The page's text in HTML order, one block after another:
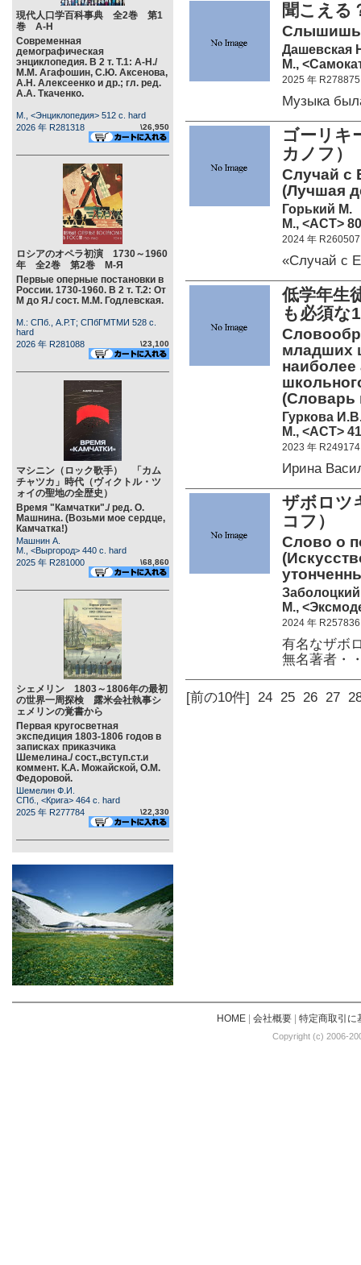
現代人口学百科事典 全2巻 第1
巻 А-Н
Современная
демографическая
энциклопедия. В 2 т. Т.1: А-Н./
М.М. Агафошин, С.Ю. Аксенова,
А.Н. Алексеенко и др.; гл. ред.
А.А. Ткаченко.
М., <Энциклопедия> 512 c. hard
2026 年 R281318
\26,950
ロシアのオペラ初演 1730～1960
年 全2巻 第2巻 М-Я
Первые оперные постановки в
России. 1730-1960. В 2 т. Т.2: От
М до Я./ сост. М.М. Годлевская.
М.: СПб., А.Р.Т; СПбГМТМИ 528 c.
hard
2026 年 R281088
\23,100
マシニン（ロック歌手） 「カム
チャツカ」時代（ヴィクトル・ツ
ォイの聖地の全歴史）
Время "Камчатки"./ ред. О.
Машнина. (Возьми мое сердце,
Камчатка!)
Машнин А.
М., <Выргород> 440 c. hard
2025 年 R281000
\68,860
シェメリン 1803～1806年の最初
の世界一周探検 露米会社執事シ
ェメリンの覚書から
Первая кругосветная
экспедиция 1803-1806 годов в
записках приказчика
Шемелина./ сост.,вступ.ст.и
коммент. К.А. Можайской, О.М.
Федоровой.
Шемелин Ф.И.
СПб., <Крига> 464 c. hard
2025 年 R277784
\22,330
聞こえる
Дашевская
М.,
2025 年 R278875
Музыка
ゴーリキ
カノフ）
Случай с
(Лучшая
Горький М.
М., <АСТ>
2024 年 R260507
«Случай с
低学年生
も必須な
младших
наиболее
Гуркова
М., <АСТ>
2023 年 R249174
Ирина
ザボロツ
コフ）
Слово о
М.,
2024 年 R257836
有名なザボ
無名著者・
[前の10件] 24 25 26 27
HOME| 会社概要| 特定商取引に
Copyright (c) 2006-